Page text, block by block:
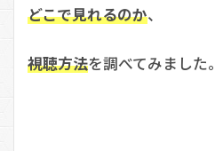
どこで見れるのか、
視聴方法を調べてみました。